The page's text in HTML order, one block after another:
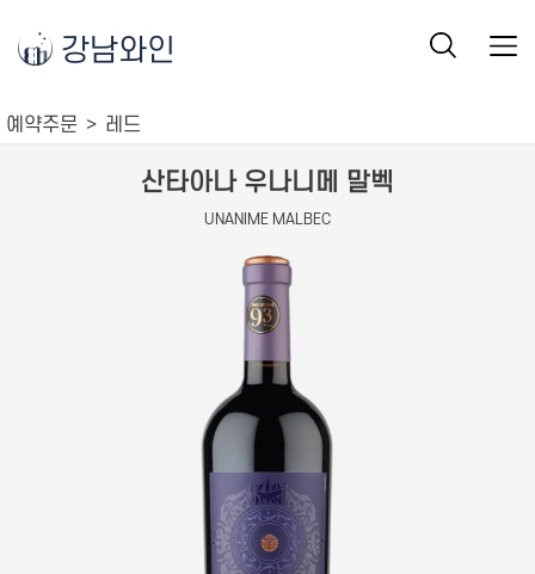
강남와인
예약주문 레드
산타아나 우나니메 말벡
UNANIME MALBEC